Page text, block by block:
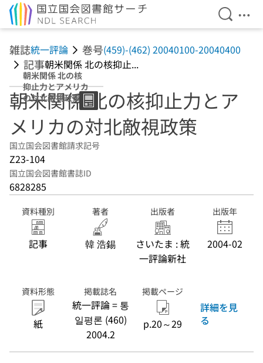
検索を
メ
雑誌統一評論 巻号(459)-(462) 20040100-20040400
記事朝米関係 北の核抑止...
朝米関係 北の核
抑止力とアメリカ
の対北敵視政策
朝米関係 北の核抑止力とア
メリカの対北敵視政策
国立国会図書館請求記号
Z23-104
国立国会図書館書誌ID
6828285
資料種別
記事
著者
韓 浩錫
出版者
さいたま : 統
一評論新社
出版年
2004-02
資料形態
紙
掲載誌名
統一評論 = 통
일평론 (460)
2004.2
掲載ページ
p.20～29
詳細を見
る